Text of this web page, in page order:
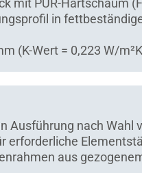
mit PUR-Hartschaum
in
(K-Wert = 0,223 W/
Ausführung nach Wahl
erforderliche
aus